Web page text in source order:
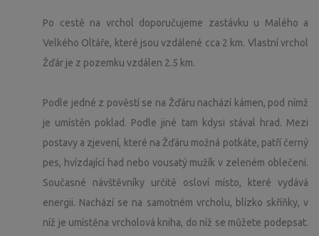
Po cestě na vrchol doporučujeme zastávku u Malého a
Velkého Oltáře, které jsou vzdálené cca 2 km. Vlastní vrchol
Žďár je z pozemku vzdálen 2.5 km.
Podle jedné z pověstí se na Žďáru nachází kámen, pod nímž
je umístěn poklad. Podle jiné tam kdysi stával hrad. Mezi
postavy a zjevení, které na Žďáru možná potkáte, patří černý
pes, hvízdající had nebo vousatý mužík v zeleném oblečení.
Současné návštěvníky určitě osloví místo, které vydává
energii. Nachází se na samotném vrcholu, blízko skříňky, v
níž je umístěna vrcholová kniha, do níž se můžete podepsat.